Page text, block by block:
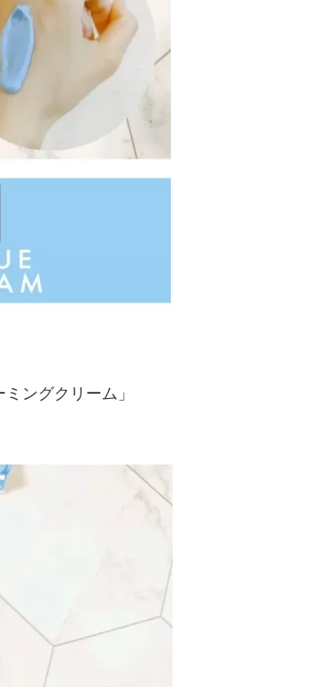
ングクリーム」